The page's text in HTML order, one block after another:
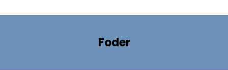
Foder